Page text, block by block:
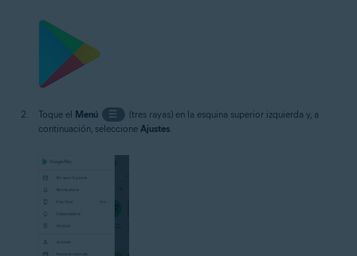
Toque el Menú ☰
(tres rayas) en la esquina superior izquierda y, a
continuación, seleccione Ajustes.